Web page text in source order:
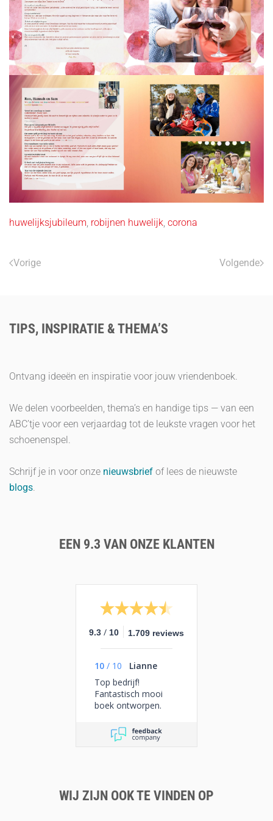
huwelijksjubileum, robijnen huwelijk, corona
Vorige Volgende
TIPS, INSPIRATIE & THEMA’S
Ontvang ideeën en inspiratie voor jouw vriendenboek.
We delen voorbeelden, thema’s en handige tips — van een
ABC’tje voor een verjaardag tot de leukste vragen voor het
schoenenspel.
Schrijf je in voor onze nieuwsbrief of lees de nieuwste
blogs.
EEN 9.3 VAN ONZE KLANTEN
9.3 / 10 1.709 reviews
10 / 10
Lianne
Top bedrijf!
Fantastisch mooi
boek ontworpen.
WIJ ZIJN OOK TE VINDEN OP